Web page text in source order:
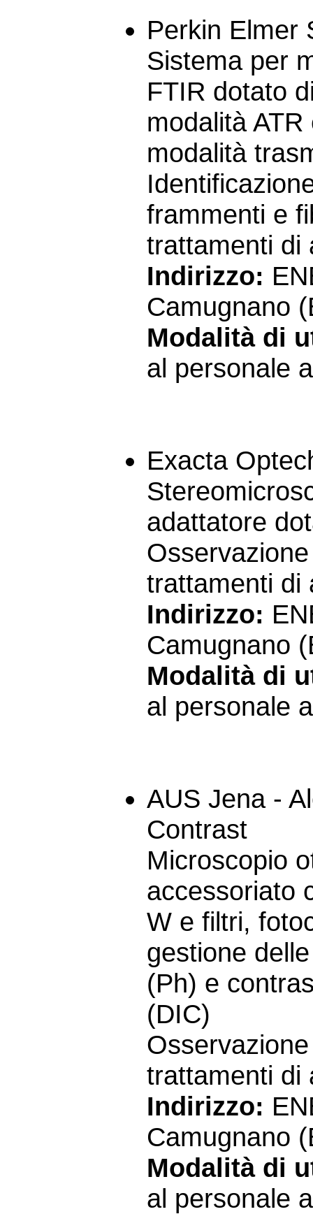
Perkin Elmer
Sistema per
FTIR dotato
modalità
modalità
frammenti e
trattamenti di
Indirizzo:
Camugnano
Modalità di
al personale
Exacta
adattatore
trattamenti di
Indirizzo:
Camugnano
Modalità di
al personale
AUS Jena -
Contrast
Microscopio
accessoriato
W e filtri,
gestione
(Ph) e
(DIC)
trattamenti di
Indirizzo:
Camugnano
Modalità di
al personale